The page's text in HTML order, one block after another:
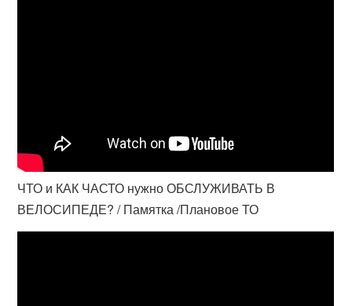
ЧТО и КАК ЧАСТО нужно ОБСЛУЖИВАТЬ В
ВЕЛОСИПЕДЕ? / Памятка /Плановое ТО